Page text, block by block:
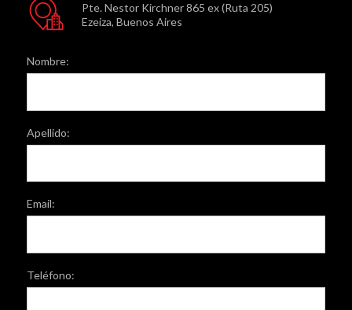
Pte. Nestor Kirchner 865 ex (Ruta 205)
Ezeiza, Buenos Aires
Nombre:
Apellido:
Email:
Teléfono: